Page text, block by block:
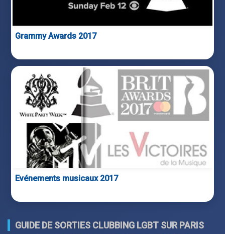
Grammy Awards 2017
Evénements musicaux 2017
GUIDE DE SORTIES CLUBBING LGBT SUR PARIS